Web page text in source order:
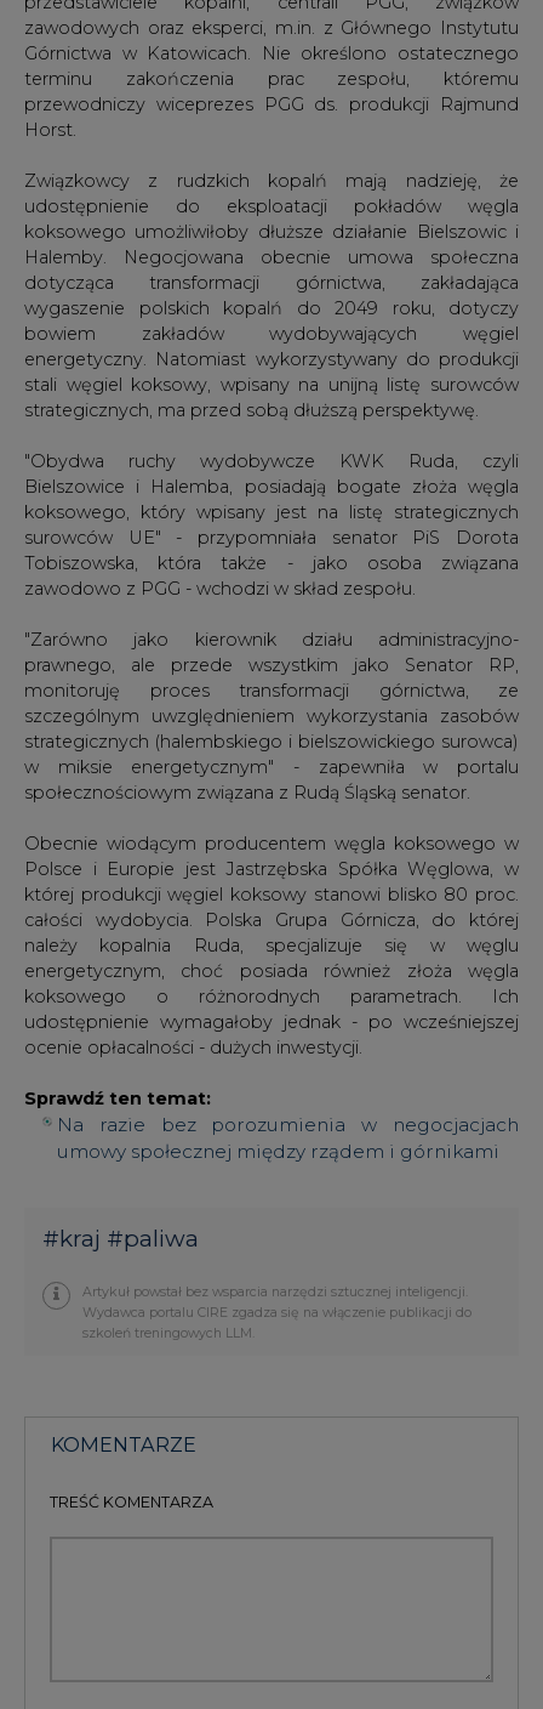
zawodowych oraz eksperci, m.in. z Głównego Instytutu
Górnictwa w Katowicach. Nie określono ostatecznego
terminu zakończenia prac zespołu, któremu
przewodniczy wiceprezes PGG ds. produkcji Rajmund
Horst.
Związkowcy z rudzkich kopalń mają nadzieję, że
udostępnienie do eksploatacji pokładów węgla
koksowego umożliwiłoby dłuższe działanie Bielszowic i
Halemby. Negocjowana obecnie umowa społeczna
dotycząca transformacji górnictwa, zakładająca
wygaszenie polskich kopalń do 2049 roku, dotyczy
bowiem zakładów wydobywających węgiel
energetyczny. Natomiast wykorzystywany do produkcji
stali węgiel koksowy, wpisany na unijną listę surowców
strategicznych, ma przed sobą dłuższą perspektywę.
"Obydwa ruchy wydobywcze KWK Ruda, czyli
Bielszowice i Halemba, posiadają bogate złoża węgla
koksowego, który wpisany jest na listę strategicznych
surowców UE" - przypomniała senator PiS Dorota
Tobiszowska, która także - jako osoba związana
zawodowo z PGG - wchodzi w skład zespołu.
"Zarówno jako kierownik działu administracyjno-
prawnego, ale przede wszystkim jako Senator RP,
monitoruję proces transformacji górnictwa, ze
szczególnym uwzględnieniem wykorzystania zasobów
strategicznych (halembskiego i bielszowickiego surowca)
w miksie energetycznym" - zapewniła w portalu
społecznościowym związana z Rudą Śląską senator.
Obecnie wiodącym producentem węgla koksowego w
Polsce i Europie jest Jastrzębska Spółka Węglowa, w
której produkcji węgiel koksowy stanowi blisko 80 proc.
całości wydobycia. Polska Grupa Górnicza, do której
należy kopalnia Ruda, specjalizuje się w węglu
energetycznym, choć posiada również złoża węgla
koksowego o różnorodnych parametrach. Ich
udostępnienie wymagałoby jednak - po wcześniejszej
ocenie opłacalności - dużych inwestycji.
Sprawdź ten temat:
Na razie bez porozumienia w negocjacjach
umowy społecznej między rządem i górnikami
#kraj #paliwa
Artykuł powstał bez wsparcia narzędzi sztucznej inteligencji.
Wydawca portalu CIRE zgadza się na włączenie publikacji do
szkoleń treningowych LLM.
KOMENTARZE
TREŚĆ KOMENTARZA